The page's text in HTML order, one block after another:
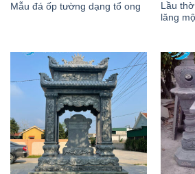
Mẫu đá ốp tường dạng tổ ong
Lầu
lăng mộ